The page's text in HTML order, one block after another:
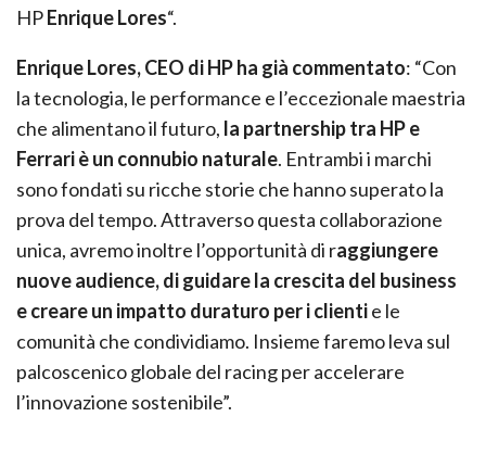
HPEnrique Lores“.
Enrique Lores, CEO di HP ha già commentato: “Con
la tecnologia, le performance e l’eccezionale maestria
che alimentano il futuro, la partnership tra HP e
Ferrari è un connubio naturale. Entrambi i marchi
sono fondati su ricche storie che hanno superato la
prova del tempo. Attraverso questa collaborazione
unica, avremo inoltre l’opportunità di raggiungere
nuove audience, di guidare la crescita del business
e creare un impatto duraturo per i clientie le
comunità che condividiamo. Insieme faremo leva sul
palcoscenico globale del racing per accelerare
l’innovazione sostenibile”.